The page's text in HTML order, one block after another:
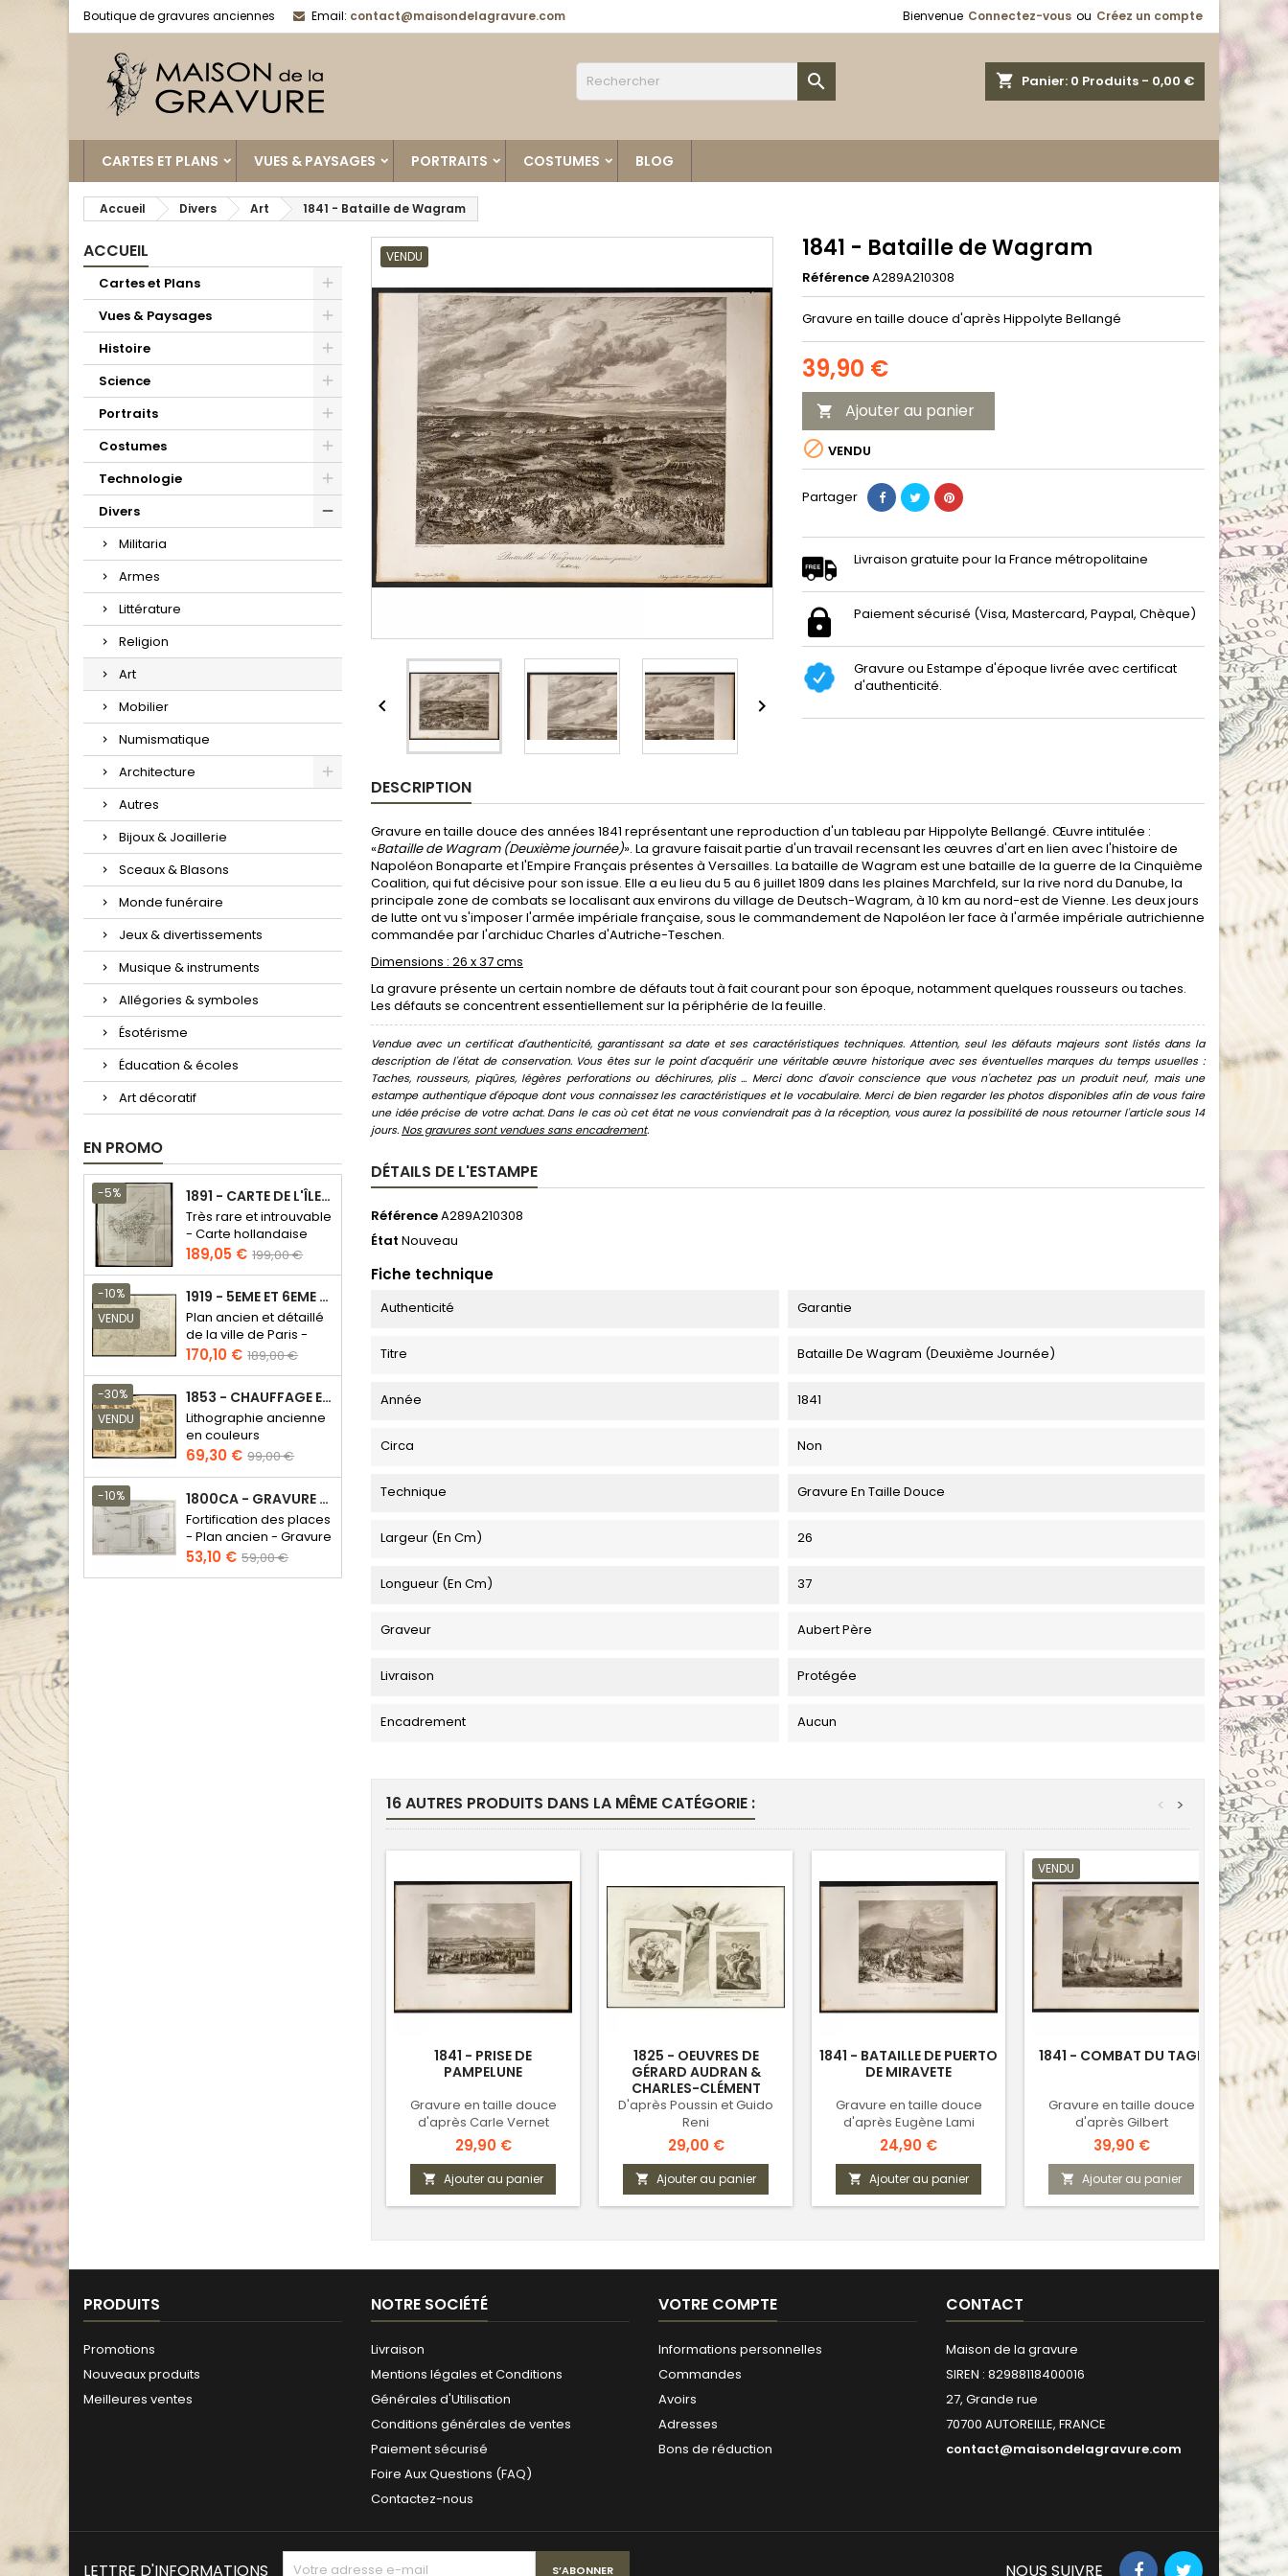
Boutique de gravures anciennes Email: contact@maisondelagravure.com Bienvenue Connectez-vous ou Créez un compte
shopping_cart Panier: 0 Produits - 0,00 €

CARTES ET PLANS VUES & PAYSAGES PORTRAITS COSTUMES BLOG
Accueil Divers Art 1841 - Bataille de Wagram
ACCUEIL
Cartes et Plans
Vues & Paysages
Histoire
Science
Portraits
Costumes
Technologie
Divers
Militaria
Armes
Littérature
Religion
Art
Mobilier
Numismatique
Architecture
Autres
Bijoux & Joaillerie
Sceaux & Blasons
Monde funéraire
Jeux & divertissements
Musique & instruments
Allégories & symboles
Ésotérisme
Éducation & écoles
Art décoratif
EN PROMO
-5% 1891 - CARTE DE L'ÎLE DE BORNÉO
Très rare et introuvable
- Carte hollandaise
Prix
189,05 € Prix
de
base
199,00 €
-10%
VENDU
1919 - 5EME ET 6EME ARRONDISSEMENT DE PARIS
Plan ancien et détaillé
de la ville de Paris -
Odéon - Sorbonne
Prix
170,10 € Prix
de
base
189,00 €
-30%
VENDU
1853 - CHAUFFAGE ET ÉCLAIRAGE (LITHOGRAPHIE)
Lithographie ancienne
en couleurs
Prix
69,30 € Prix
de
base
99,00 €
-10% 1800CA - GRAVURE ARCHITECTURE MILITAIRE - ATTAQUE ET DÉFENSE
Fortification des places
- Plan ancien - Gravure
en taille douce
Prix
53,10 € Prix
de
59,00 €
VENDU
 
1841 - Bataille de Wagram
RéférenceA289A210308
Gravure en taille douce d'après Hippolyte Bellangé
39,90 €
 Ajouter au panier
 VENDU
Partager
Livraison gratuite pour la France métropolitaine
Paiement sécurisé (Visa, Mastercard, Paypal, Chèque)
Gravure ou Estampe d'époque livrée avec certificat
d'authenticité.
DESCRIPTION
Gravure en taille douce des années 1841 représentant une reproduction d'un tableau par Hippolyte Bellangé. Œuvre intitulée :
«Bataille de Wagram (Deuxième journée)». La gravure faisait partie d'un travail recensant les œuvres d'art en lien avec l'histoire de
Napoléon Bonaparte et l'Empire Français présentes à Versailles. La bataille de Wagram est une bataille de la guerre de la Cinquième
Coalition, qui fut décisive pour son issue. Elle a eu lieu du 5 au 6 juillet 1809 dans les plaines Marchfeld, sur la rive nord du Danube, la
principale zone de combats se localisant aux environs du village de Deutsch-Wagram, à 10 km au nord-est de Vienne. Les deux jours
de lutte ont vu s'imposer l'armée impériale française, sous le commandement de Napoléon Ier face à l'armée impériale autrichienne
commandée par l'archiduc Charles d'Autriche-Teschen.
Dimensions : 26 x 37 cms
La gravure présente un certain nombre de défauts tout à fait courant pour son époque, notamment quelques rousseurs ou taches.
Les défauts se concentrent essentiellement sur la périphérie de la feuille.
Vendue avec un certificat d'authenticité, garantissant sa date et ses caractéristiques techniques. Attention, seul les défauts majeurs sont listés dans la
description de l'état de conservation. Vous êtes sur le point d'acquérir une véritable œuvre historique avec ses éventuelles marques du temps usuelles :
Taches, rousseurs, piqûres, légères perforations ou déchirures, plis ... Merci donc d'avoir conscience que vous n'achetez pas un produit neuf, mais une
estampe authentique d'époque dont vous connaissez les caractéristiques et le vocabulaire. Merci de bien regarder les photos disponibles afin de vous faire
une idée précise de votre achat. Dans le cas où cet état ne vous conviendrait pas à la réception, vous aurez la possibilité de nous retourner l'article sous 14
jours. Nos gravures sont vendues sans encadrement.
DÉTAILS DE L'ESTAMPE
RéférenceA289A210308
État Nouveau
Fiche technique
Authenticité Garantie
Titre Bataille De Wagram (Deuxième Journée)
Année 1841
Circa Non
Technique Gravure En Taille Douce
Largeur (en Cm) 26
Longueur (en Cm) 37
Graveur Aubert Père
Livraison Protégée
Encadrement Aucun
16 AUTRES PRODUITS DANS LA MÊME CATÉGORIE : >
<
1841 - PRISE DE
PAMPELUNE
Gravure en taille douce
d'après Carle Vernet
Prix
29,90 €
 Ajouter au panier
1825 - OEUVRES DE
GÉRARD AUDRAN &
CHARLES-CLÉMENT
BERVIC
D'après Poussin et Guido
Reni
Prix
29,00 €
 Ajouter au panier
1841 - BATAILLE DE PUERTO
DE MIRAVETE
Gravure en taille douce
d'après Eugène Lami
Prix
24,90 €
 Ajouter au panier
VENDU
1841 - COMBAT DU TAGE
Gravure en taille douce
d'après Gilbert
Prix
39,90 €
 Ajouter au panier
PRODUITS
Promotions
Nouveaux produits
Meilleures ventes
NOTRE SOCIÉTÉ
Livraison
Mentions légales et Conditions
Générales d'Utilisation
Conditions générales de ventes
Paiement sécurisé
Foire Aux Questions (FAQ)
Contactez-nous
VOTRE COMPTE
Informations personnelles
Commandes
Avoirs
Adresses
Bons de réduction
CONTACT
Maison de la gravure
SIREN : 82988118400016
27, Grande rue
70700 AUTOREILLE, FRANCE
contact@maisondelagravure.com
LETTRE D'INFORMATIONS NOUS SUIVRE